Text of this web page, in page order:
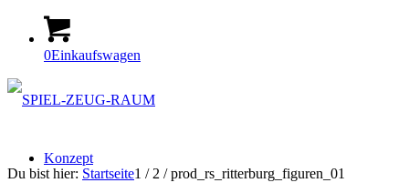
0Einkaufswagen
Konzept
Du bist hier: Startseite1 / 2 / prod_rs_ritterburg_figuren_01